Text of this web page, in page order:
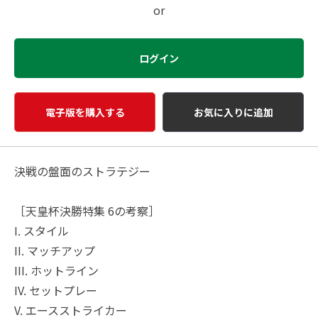
or
ログイン
電子版を購入する お気に入りに追加
決戦の盤面のストラテジー
［天皇杯決勝特集 6の考察］
I. スタイル
II. マッチアップ
III. ホットライン
IV. セットプレー
V. エースストライカー